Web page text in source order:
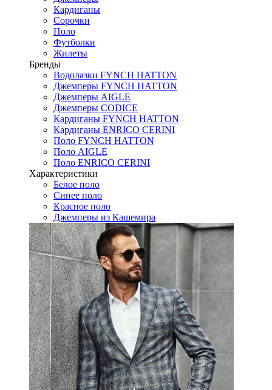
Кардиганы
Сорочки
Поло
Футболки
Жилеты
Бренды
Водолазки FYNCH HATTON
Джемперы FYNCH HATTON
Джемперы AIGLE
Джемперы CODICE
Кардиганы FYNCH HATTON
Кардиганы ENRICO CERINI
Поло FYNCH HATTON
Поло AIGLE
Поло ENRICO CERINI
Характеристики
Белое поло
Синее поло
Красное поло
Джемперы из Кашемира